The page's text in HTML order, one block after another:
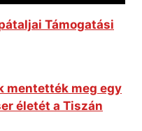
Támogatási
mentették meg egy
életét a Tiszán